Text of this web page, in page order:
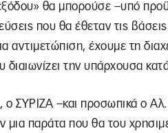
θα μπορούσε –υπό
που θα έθεταν τις
αντιμετώπιση, έχουμε τη
διαιωνίζει την υπάρχουσα
ο ΣΥΡΙΖΑ –και προσωπικά ο
μια παράτα που θα του